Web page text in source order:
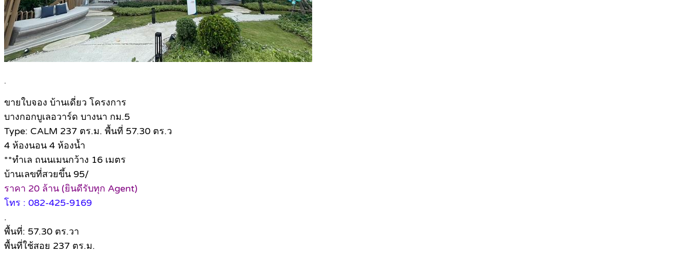
.
ขายใบจอง บ้านเดี่ยว โครงการ
บางกอกบูเลอวาร์ด บางนา กม.5
Type: CALM 237 ตร.ม. พื้นที่ 57.30 ตร.ว
4 ห้องนอน 4 ห้องน้ำ
**ทำเล ถนนเมนกว้าง 16 เมตร
บ้านเลขที่สวยขึ้น 95/
ราคา 20 ล้าน (ยินดีรับทุก Agent)
โทร : 082-425-9169
.
พื้นที่: 57.30 ตร.วา
พื้นที่ใช้สอย 237 ตร.ม.